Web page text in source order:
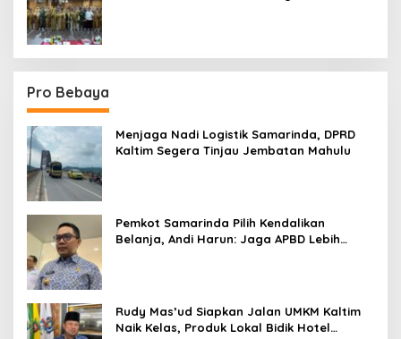
Pro Bebaya
Menjaga Nadi Logistik Samarinda, DPRD
Kaltim Segera Tinjau Jembatan Mahulu
Pemkot Samarinda Pilih Kendalikan
Belanja, Andi Harun: Jaga APBD Lebih
Rudy Mas’ud Siapkan Jalan UMKM Kaltim
Naik Kelas, Produk Lokal Bidik Hotel